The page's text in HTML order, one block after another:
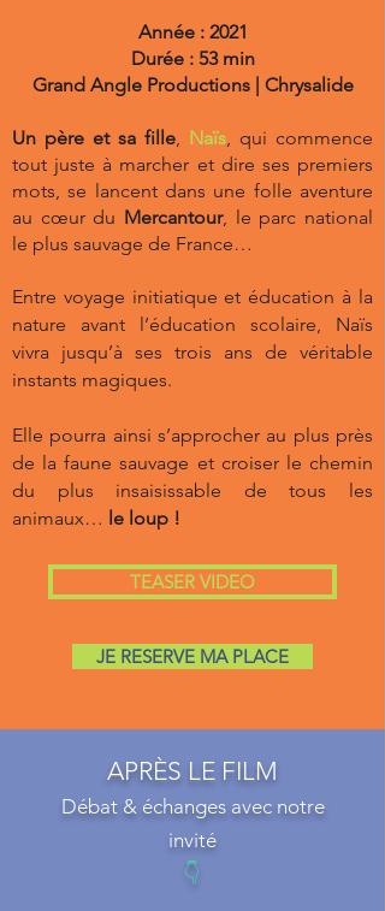
Année : 2021
Durée : 53 min
Grand Angle Productions | Chrysalide
Un père et sa fille, Naïs, qui commence
tout juste à marcher et dire ses premiers
mots, se lancent dans une folle aventure
au cœur du Mercantour, le parc national
le plus sauvage de France…
Entre voyage initiatique et éducation à la
nature avant l’éducation scolaire, Naïs
vivra jusqu’à ses trois ans de véritable
instants magiques.
Elle pourra ainsi s’approcher au plus près
de la faune sauvage et croiser le chemin
du plus insaisissable de tous les
animaux… le loup !
TEASER VIDEO
JE RESERVE MA PLACE
APRÈS LE FILM
Débat & échanges avec notre
invité
👇